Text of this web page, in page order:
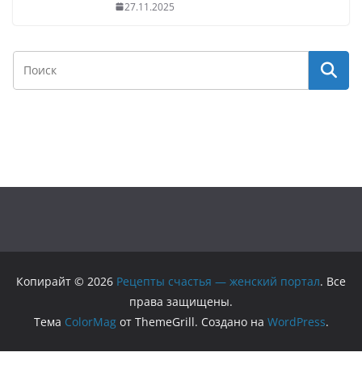
27.11.2025
Копирайт © 2026 Рецепты счастья — женский портал. Все
права защищены.
Тема ColorMagот ThemeGrill. Создано на WordPress.